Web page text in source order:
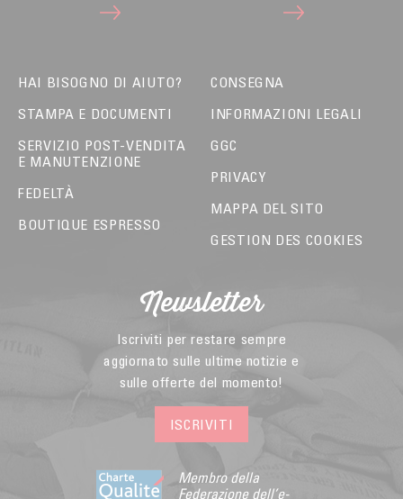
HAI BISOGNO DI AIUTO?
STAMPA E DOCUMENTI
SERVIZIO POST-VENDITA
E MANUTENZIONE
FEDELTÀ
BOUTIQUE ESPRESSO
CONSEGNA
INFORMAZIONI LEGALI
GGC
PRIVACY
MAPPA DEL SITO
GESTION DES COOKIES
Newsletter
Iscriviti per restare sempre
aggiornato sulle ultime notizie e
sulle offerte del momento!
ISCRIVITI
Membro della
Federazione dell’e-